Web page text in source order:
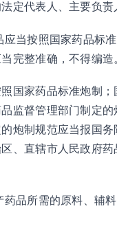
定代表人、主要负
应当按照国家药品标
完整准确，不得编造
国家药品标准炮制
监督管理部门制定
炮制规范应当报国
、直辖市人民政府
药品所需的原料、辅